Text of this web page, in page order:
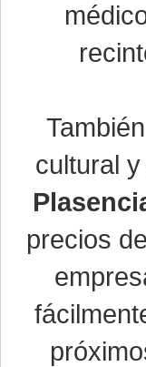
cultural
precios